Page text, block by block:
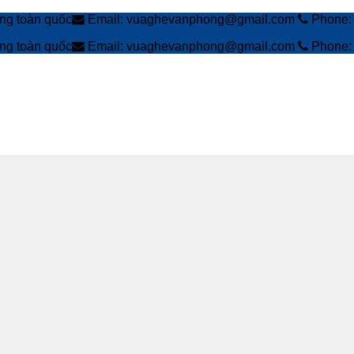
toàn quốc Email: vuaghevanphong@gmail.com
toàn quốc Email: vuaghevanphong@gmail.com